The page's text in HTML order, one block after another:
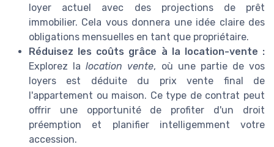
loyer actuel avec des projections de prêt
immobilier. Cela vous donnera une idée claire des
obligations mensuelles en tant que propriétaire.
Réduisez les coûts grâce à la location-vente :
Explorez lalocation vente, où une partie de vos
loyers est déduite du prix vente final de
l'appartement ou maison. Ce type de contrat peut
offrir une opportunité de profiter d'un droit
préemption et planifier intelligemment votre
accession.